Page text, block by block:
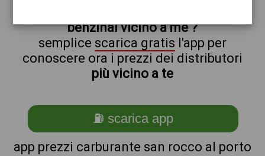
benzinai vicino a me ?
semplice scarica gratis l'app per
conoscere ora i prezzi dei distributori
più vicino a te
⛽ scarica app
app prezzi carburante san rocco al porto